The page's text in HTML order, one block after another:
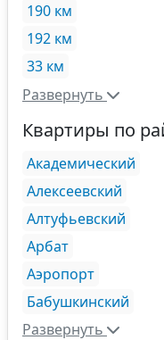
190 км
192 км
33 км
Развернуть
Квартиры по
Академический
Алексеевский
Алтуфьевский
Арбат
Аэропорт
Бабушкинский
Развернуть